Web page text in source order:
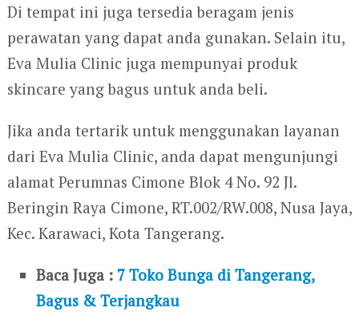
Di tempat ini juga tersedia beragam jenis
perawatan yang dapat anda gunakan. Selain itu,
Eva Mulia Clinic juga mempunyai produk
skincare yang bagus untuk anda beli.
Jika anda tertarik untuk menggunakan layanan
dari Eva Mulia Clinic, anda dapat mengunjungi
alamat Perumnas Cimone Blok 4 No. 92 Jl.
Beringin Raya Cimone, RT.002/RW.008, Nusa Jaya,
Kec. Karawaci, Kota Tangerang.
Baca Juga : 7 Toko Bunga di Tangerang,
Bagus & Terjangkau